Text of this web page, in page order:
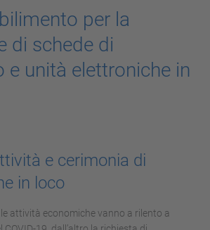
per la
di schede di
e unità elettroniche in
e cerimonia di
in loco
attività economiche vanno a rilento a